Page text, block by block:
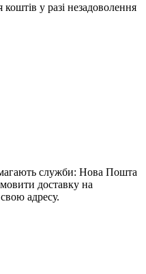
у разі незадоволення
служби: Нова Пошта
доставку на
адресу.